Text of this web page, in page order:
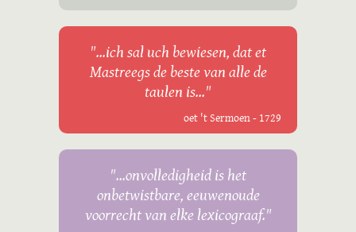
"...ich sal uch bewiesen, dat et
Mastreegs de beste van alle de
taulen is..."
oet 't Sermoen - 1729
"...onvolledigheid is het
onbetwistbare, eeuwenoude
voorrecht van elke lexicograaf."